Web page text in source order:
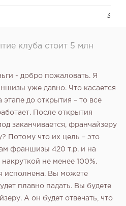
3
клуба стоит 5 млн
- добро пожаловать. Я
уже давно. Что касается
до открытия – то все
После открытия
заканчивается, франчайзеру
Потому что их цель – это
франшизы 420 т.р. и на
не менее 100%.
исполнена. Вы можете
плавно падать. Вы будете
А он будет отвечать, что